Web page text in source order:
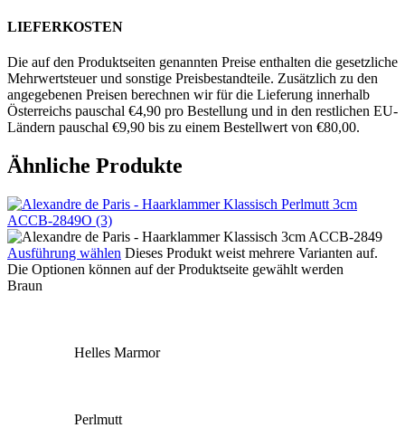
LIEFERKOSTEN
Die auf den Produktseiten genannten Preise enthalten die gesetzliche
Mehrwertsteuer und sonstige Preisbestandteile. Zusätzlich zu den
angegebenen Preisen berechnen wir für die Lieferung innerhalb
Österreichs pauschal €4,90 pro Bestellung und in den restlichen EU-
Ländern pauschal €9,90 bis zu einem Bestellwert von €80,00.
Ähnliche Produkte
Ausführung wählen Dieses Produkt weist mehrere Varianten auf.
Die Optionen können auf der Produktseite gewählt werden
Braun
Helles Marmor
Perlmutt